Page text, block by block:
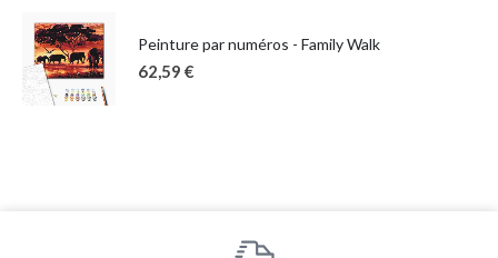
Peinture par numéros - Family Walk
62,59 €